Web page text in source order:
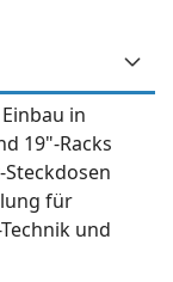
in
19"-Racks
für
und